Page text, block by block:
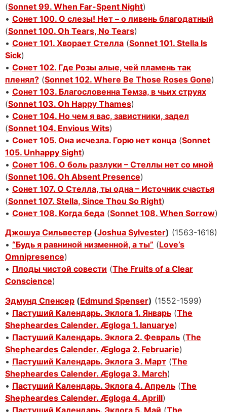
(Sonnet 99. When Far-Spent Night)
• Сонет 100. О слезы! Нет – о ливень благодатный
(Sonnet 100. Oh Tears, No Tears)
• Сонет 101. Хворает Стелла (Sonnet 101. Stella Is
Sick)
• Сонет 102. Где Розы алые, чей пламень так
пленял? (Sonnet 102. Where Be Those Roses Gone)
• Сонет 103. Благословенна Темза, в чьих струях
(Sonnet 103. Oh Happy Thames)
• Сонет 104. Но чем я вас, завистники, задел
(Sonnet 104. Envious Wits)
• Сонет 105. Она исчезла. Горю нет конца (Sonnet
105. Unhappy Sight)
• Сонет 106. О боль разлуки – Стеллы нет со мной
(Sonnet 106. Oh Absent Presence)
• Сонет 107. О Стелла, ты одна – Источник счастья
(Sonnet 107. Stella, Since Thou So Right)
• Сонет 108. Когда беда (Sonnet 108. When Sorrow)
Джошуа Сильвестер (Joshua Sylvester) (1563-1618)
• “Будь я равниной низменной, а ты” (Love’s
Omnipresence)
• Плоды чистой совести (The Fruits of a Clear
Conscience)
Эдмунд Спенсер (Edmund Spenser) (1552-1599)
• Пастуший Календарь. Эклога 1. Январь (The
Shepheardes Calender. Ægloga 1. Ianuarye)
• Пастуший Календарь. Эклога 2. Февраль (The
Shepheardes Calender. Ægloga 2. Februarie)
• Пастуший Календарь. Эклога 3. Март (The
Shepheardes Calender. Ægloga 3. March)
• Пастуший Календарь. Эклога 4. Апрель (The
Shepheardes Calender. Ægloga 4. Aprill)
• Пастуший Календарь. Эклога 5. Май (The